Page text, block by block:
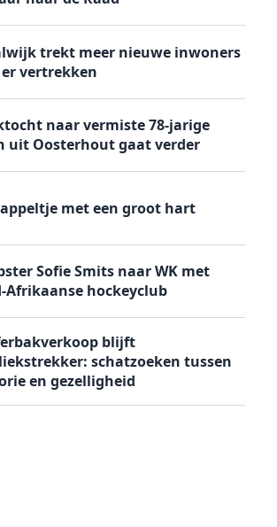
trekt meer nieuwe inwoners
vertrekken
naar vermiste 78-jarige
uit Oosterhout gaat verder
appeltje met een groot hart
Sofie Smits naar WK met
Afrikaanse hockeyclub
blijft
schatzoeken tussen
en gezelligheid